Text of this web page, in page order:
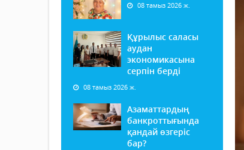
08 тамыз 2026 ж.
Құрылыс саласы
аудан
экономикасына
серпін берді
08 тамыз 2026 ж.
Азаматтардың
банкроттығында
қандай өзгеріс
бар?